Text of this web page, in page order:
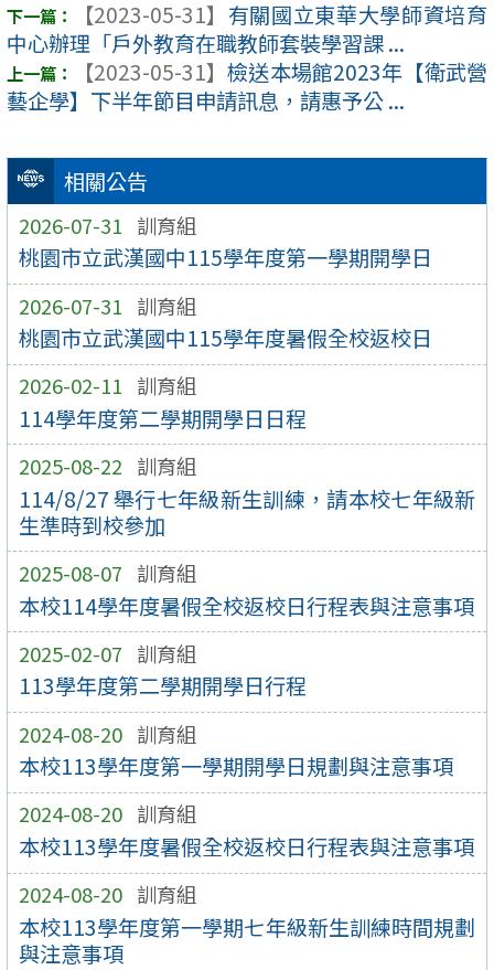
相關公告
2026-07-31 訓育組
桃園市立武漢國中115學年度第一學期開學日
2026-07-31 訓育組
桃園市立武漢國中115學年度暑假全校返校日
2026-02-11 訓育組
114學年度第二學期開學日日程
2025-08-22 訓育組
114/8/27 舉行七年級新生訓練，請本校七年級新
生準時到校參加
2025-08-07 訓育組
本校114學年度暑假全校返校日行程表與注意事項
2025-02-07 訓育組
113學年度第二學期開學日行程
2024-08-20 訓育組
本校113學年度第一學期開學日規劃與注意事項
2024-08-20 訓育組
本校113學年度暑假全校返校日行程表與注意事項
2024-08-20 訓育組
本校113學年度第一學期七年級新生訓練時間規劃
與注意事項
【2023-05-31】 有關國立東華大學師資培育
中心辦理「戶外教育在職教師套裝學習課 ...
【2023-05-31】 檢送本場館2023年【衛武營
藝企學】下半年節目申請訊息，請惠予公 ...